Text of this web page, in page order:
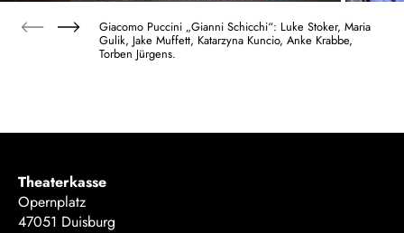
Giacomo Puccini „Gianni Schicchi“: Luke Stoker, Maria
Gulik, Jake Muffett, Katarzyna Kuncio, Anke Krabbe,
Torben Jürgens.
Theaterkasse
Opernplatz
47051 Duisburg